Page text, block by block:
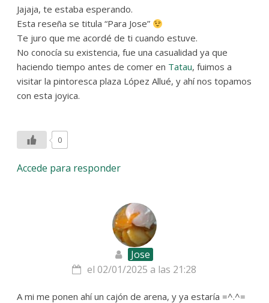
Jajaja, te estaba esperando.
Esta reseña se titula “Para Jose”
Te juro que me acordé de ti cuando estuve.
No conocía su existencia, fue una casualidad ya que
haciendo tiempo antes de comer en Tatau, fuimos a
visitar la pintoresca plaza López Allué, y ahí nos topamos
con esta joyica.
0
Accede para responder
Jose
el 02/01/2025 a las 21:28
A mi me ponen ahí un cajón de arena, y ya estaría =^.^=